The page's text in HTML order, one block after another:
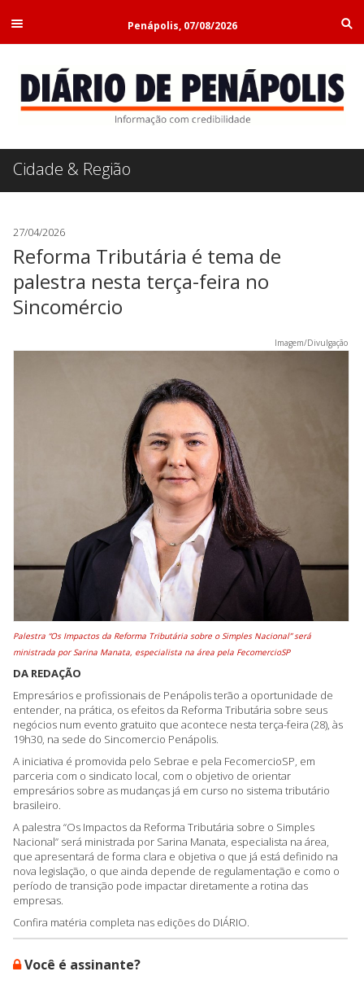
Penápolis, 07/08/2026
Cidade & Região
27/04/2026
Reforma Tributária é tema de
palestra nesta terça-feira no
Sincomércio
Imagem/Divulgação
Palestra “Os Impactos da Reforma Tributária sobre o Simples Nacional” será
ministrada por Sarina Manata, especialista na área pela FecomercioSP
DA REDAÇÃO
Empresários e profissionais de Penápolis terão a oportunidade de
entender, na prática, os efeitos da Reforma Tributária sobre seus
negócios num evento gratuito que acontece nesta terça-feira (28), às
19h30, na sede do Sincomercio Penápolis.
A iniciativa é promovida pelo Sebrae e pela FecomercioSP, em
parceria com o sindicato local, com o objetivo de orientar
empresários sobre as mudanças já em curso no sistema tributário
brasileiro.
A palestra “Os Impactos da Reforma Tributária sobre o Simples
Nacional” será ministrada por Sarina Manata, especialista na área,
que apresentará de forma clara e objetiva o que já está definido na
nova legislação, o que ainda depende de regulamentação e como o
período de transição pode impactar diretamente a rotina das
empresas.
Confira matéria completa nas edições do DIÁRIO.
Você é assinante?